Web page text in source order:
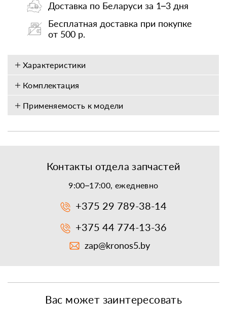
Доставка по Беларуси за 1–3 дня
Бесплатная доставка при покупке
от 500 р.
Характеристики
Комплектация
Применяемость к модели
Контакты отдела запчастей
9:00–17:00, ежедневно
+375 29 789-38-14
+375 44 774-13-36
zap@kronos5.by
Вас может заинтересовать